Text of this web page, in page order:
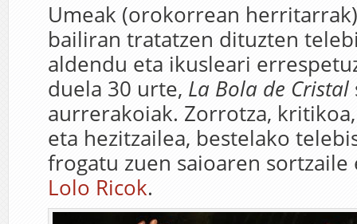
Umeak (orokorrean
bailiran tratatzen dituzten
aldendu eta ikusleari
duela 30 urte, La Bola de Cristal
aurrerakoiak. Zorrotza,
eta hezitzailea, bestelako
frogatu zuen saioaren sortzaile
Lolo Ricok.